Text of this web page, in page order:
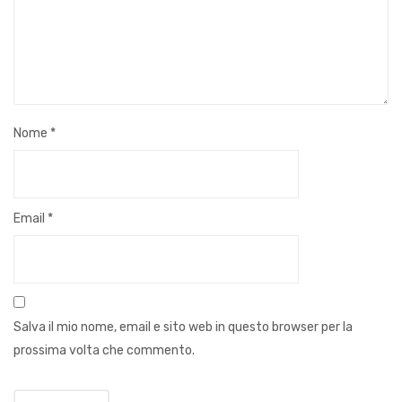
Nome *
Email *
Salva il mio nome, email e sito web in questo browser per la
prossima volta che commento.